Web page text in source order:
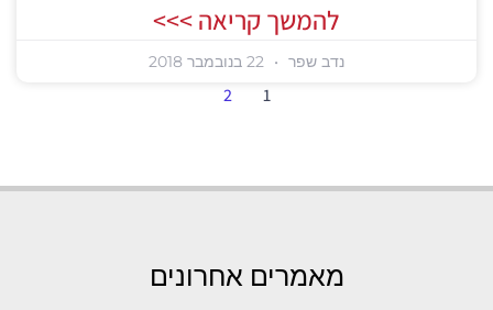
להמשך קריאה >>>
נדב שפר
1
2
מאמרים אחרונים